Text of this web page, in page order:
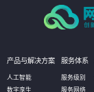
产品与解决方案
人工智能
数字孪生
服务体系
服务级别
服务网络